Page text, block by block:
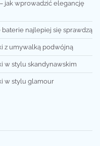
jak wprowadzić elegancję
najlepiej się sprawdzą
z umywalką podwójną
w stylu skandynawskim
w stylu glamour